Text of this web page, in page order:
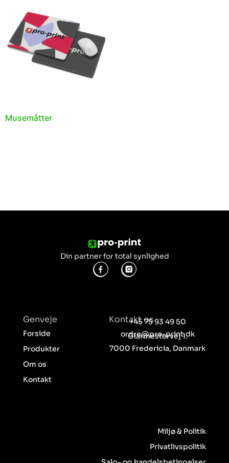
Musemåtter
Din partner for total synlighed
Genveje
Forside
Produkter
Om os
Kontakt
Kontakt os
+45 75 93 49 50
ordre@pro-print.dk
Glarmestervej 1.
7000 Fredericia, Danmark
Miljø & Politik
Privatlivspolitik